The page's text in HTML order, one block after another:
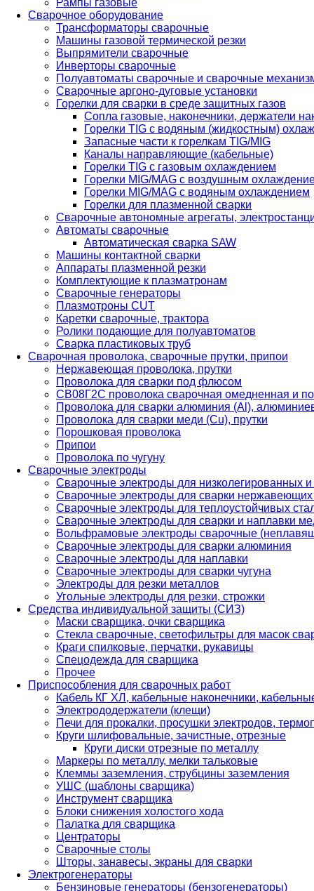
Рампы газовые
Сварочное оборудование
Трансформаторы сварочные
Машины газовой термической резки
Выпрямители сварочные
Инверторы сварочные
Полуавтоматы сварочные и сварочные
Сварочные аргоно-дуговые установки
Горелки для сварки в среде защитных газов
Сопла газовые, наконечники, держатели
Горелки TIG с водяным (жидкостным)
Запасные части к горелкам TIG/MIG
Каналы направляющие (кабельные)
Горелки TIG с газовым охлаждением
Горелки MIG/MAG с воздушным
Горелки MIG/MAG с водяным охлаждением
Горелки для плазменной сварки
Сварочные автономные агрегаты,
Автоматы сварочные
Автоматическая сварка SAW
Машины контактной сварки
Аппараты плазменной резки
Комплектующие к плазматронам
Сварочные генераторы
Плазмотроны CUT
Каретки сварочные, трактора
Ролики подающие для полуавтоматов
Сварка пластиковых труб
Сварочная проволока, сварочные прутки, припои
Нержавеющая проволока, прутки
Проволока для сварки под флюсом
СВ08Г2С проволока сварочная омедненная и
Проволока для сварки алюминия (Al),
Проволока для сварки меди (Cu), прутки
Порошковая проволока
Припои
Проволока по чугуну
Сварочные электроды
Сварочные электроды для низколегированных и
Сварочные электроды для сварки
Сварочные электроды для теплоустойчивых
Сварочные электроды для сварки и наплавки
Вольфрамовые электроды сварочные
Сварочные электроды для сварки алюминия
Сварочные электроды для наплавки
Сварочные электроды для сварки чугуна
Электроды для резки металлов
Угольные электроды для резки, строжки
Средства индивидуальной защиты (СИЗ)
Маски сварщика, очки сварщика
Стекла сварочные, светофильтры для масок
Краги спилковые, перчатки, рукавицы
Спецодежда для сварщика
Прочее
Приспособления для сварочных работ
Кабель КГ ХЛ, кабельные наконечники,
Электрододержатели (клещи)
Печи для прокалки, просушки электродов,
Круги шлифовальные, зачистные, отрезные
Круги диски отрезные по металлу
Маркеры по металлу, мелки тальковые
Клеммы заземления, струбцины заземления
УШС (шаблоны сварщика)
Инструмент сварщика
Блоки снижения холостого хода
Палатка для сварщика
Центраторы
Сварочные столы
Шторы, занавесы, экраны для сварки
Электрогенераторы
Бензиновые генераторы (бензогенераторы)